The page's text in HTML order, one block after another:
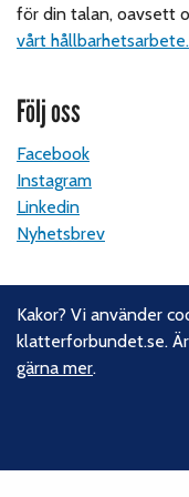
för din talan, oavsett
vårt hållbarhetsarbete.
Följ oss
Facebook
Instagram
Linkedin
Nyhetsbrev
Kontakt
Svenska
Gotlandsgatan 46
Kakor? Vi använder
klatterforbundet.se.
gärna mer.